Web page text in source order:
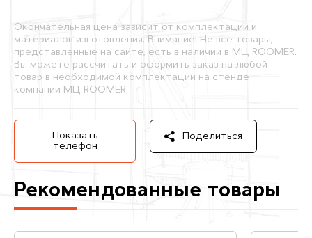
Окончательная цена зависит от комплектации и
материалов изготовления. Внимание! Не все товары,
представленные на сайте, есть в наличии в МЦ ROOMER.
Вы можете рассчитать и оформить заказ на любой
товар в необходимой комплектации на стенде
компании МЦ ROOMER.
Показать
телефон
Поделиться
Рекомендованные товары